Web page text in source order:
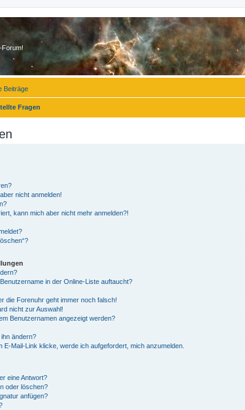
Beiträge
Fragen
nicht anmelden!
kann mich aber nicht mehr anmelden?!
in der Online-Liste auftaucht?
die Forenuhr geht immer noch falsch!
nicht zur Auswahl!
Benutzernamen angezeigt werden?
ändern?
E-Mail-Link klicke, werde ich aufgefordert, mich anzumelden.
eine Antwort?
oder löschen?
anfügen?